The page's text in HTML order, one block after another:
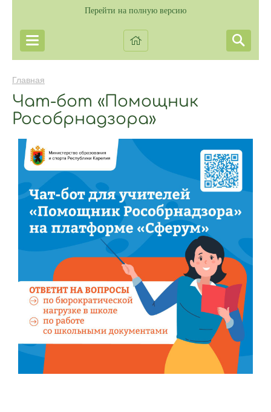
Перейти на полную версию
Главная
Чат-бот «Помощник
Рособрнадзора»